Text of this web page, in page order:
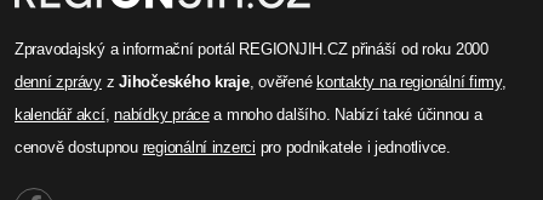
Zpravodajský a informační portál REGIONJIH.CZ přináší od roku 2000
denní zprávyzJihočeského kraje, ověřené kontakty na regionální firmy,
kalendář akcí,nabídky prácea mnoho dalšího. Nabízí také účinnou a
cenově dostupnou regionální inzerci pro podnikatele i jednotlivce.